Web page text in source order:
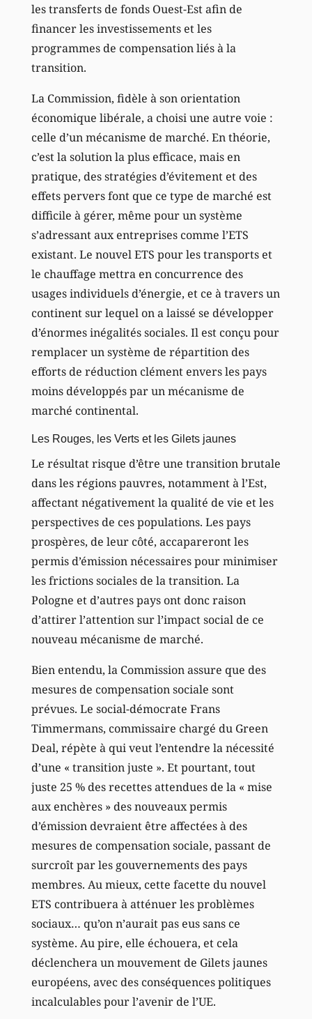
les transferts de fonds Ouest-Est afin de
financer les investissements et les
programmes de compensation liés à la
transition.
La Commission, fidèle à son orientation
économique libérale, a choisi une autre voie :
celle d’un mécanisme de marché. En théorie,
c’est la solution la plus efficace, mais en
pratique, des stratégies d’évitement et des
effets pervers font que ce type de marché est
difficile à gérer, même pour un système
s’adressant aux entreprises comme l’ETS
existant. Le nouvel ETS pour les transports et
le chauffage mettra en concurrence des
usages individuels d’énergie, et ce à travers un
continent sur lequel on a laissé se développer
d’énormes inégalités sociales. Il est conçu pour
remplacer un système de répartition des
efforts de réduction clément envers les pays
moins développés par un mécanisme de
marché continental.
Les Rouges, les Verts et les Gilets jaunes
Le résultat risque d’être une transition brutale
dans les régions pauvres, notamment à l’Est,
affectant négativement la qualité de vie et les
perspectives de ces populations. Les pays
prospères, de leur côté, accapareront les
permis d’émission nécessaires pour minimiser
les frictions sociales de la transition. La
Pologne et d’autres pays ont donc raison
d’attirer l’attention sur l’impact social de ce
nouveau mécanisme de marché.
Bien entendu, la Commission assure que des
mesures de compensation sociale sont
prévues. Le social-démocrate Frans
Timmermans, commissaire chargé du Green
Deal, répète à qui veut l’entendre la nécessité
d’une « transition juste ». Et pourtant, tout
juste 25 % des recettes attendues de la « mise
aux enchères » des nouveaux permis
d’émission devraient être affectées à des
mesures de compensation sociale, passant de
surcroît par les gouvernements des pays
membres. Au mieux, cette facette du nouvel
ETS contribuera à atténuer les problèmes
sociaux… qu’on n’aurait pas eus sans ce
système. Au pire, elle échouera, et cela
déclenchera un mouvement de Gilets jaunes
européens, avec des conséquences politiques
incalculables pour l’avenir de l’UE.